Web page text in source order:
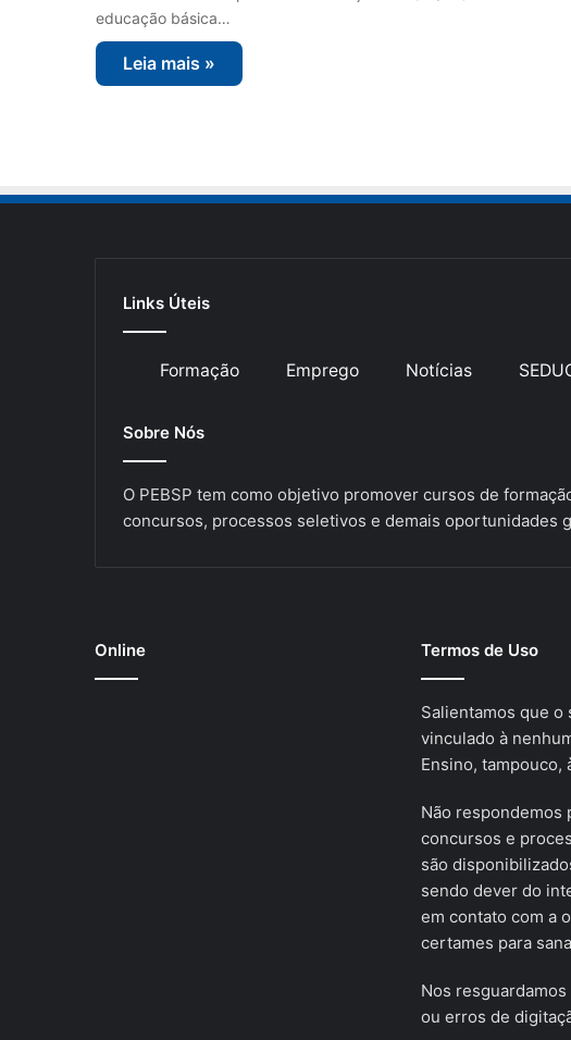
educação básica…
Leia mais »
Links Úteis
Formação Emprego Notícias
Sobre Nós
O PEBSP tem como objetivo promover cursos de
concursos, processos seletivos e demais oportunidades
Online Termos de Uso
Salientamos que o
vinculado à
Ensino, tampouco,
Não respondemos
concursos e
são
sendo dever do
em contato com a
certames para
Nos
ou erros de